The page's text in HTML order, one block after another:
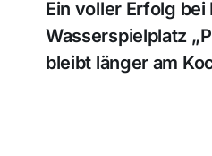
Ein voller Erfolg
Wasserspielplatz
bleibt länger am